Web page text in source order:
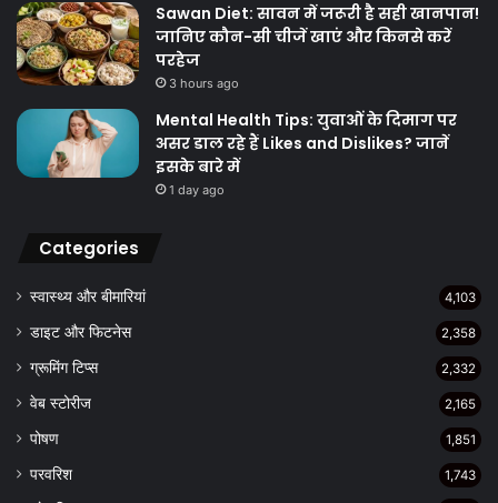
Sawan Diet: सावन में जरूरी है सही खानपान!
जानिए कौन-सी चीजें खाएं और किनसे करें
परहेज
3 hours ago
Mental Health Tips: युवाओं के दिमाग पर
असर डाल रहे हैं Likes and Dislikes? जानें
इसके बारे में
1 day ago
Categories
स्वास्थ्य और बीमारियां 4,103
डाइट और फिटनेस 2,358
ग्रूमिंग टिप्स 2,332
वेब स्टोरीज 2,165
पोषण 1,851
परवरिश 1,743